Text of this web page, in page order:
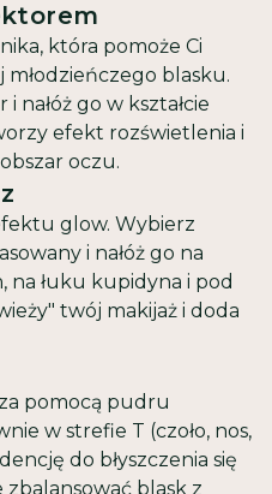
która pomoże Ci
blasku.
nałóż go w kształcie
efekt rozświetlenia i
oczu.
glow. Wybierz
i nałóż go na
na łuku kupidyna i pod
twój makijaż i doda
pomocą pudru
w strefie T (czoło, nos,
do błyszczenia się
blask z